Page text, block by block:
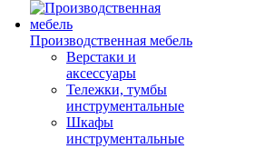
Производственная мебель
Верстаки и
аксессуары
Тележки, тумбы
инструментальные
Шкафы
инструментальные